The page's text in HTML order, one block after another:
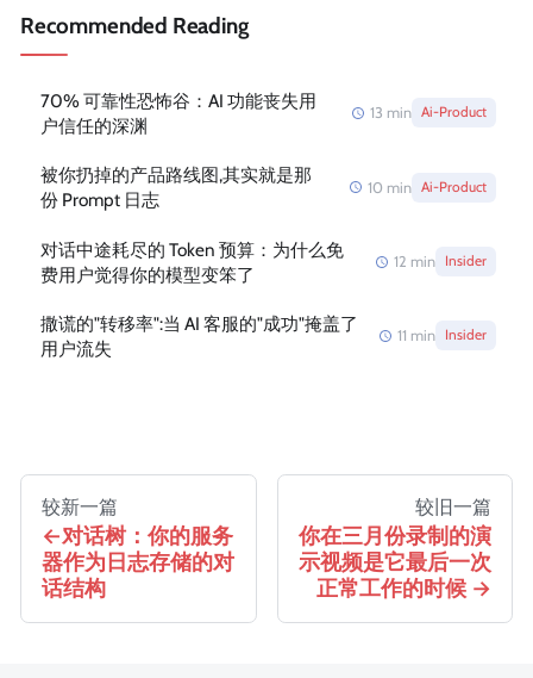
Recommended Reading
70% 可靠性恐怖谷：AI 功能丧失用
户信任的深渊
13 min Ai-Product
被你扔掉的产品路线图,其实就是那
份 Prompt 日志
10 min Ai-Product
对话中途耗尽的 Token 预算：为什么免
费用户觉得你的模型变笨了
12 min Insider
撒谎的"转移率":当 AI 客服的"成功"掩盖了
用户流失
11 min Insider
较新一篇
对话树：你的服务
器作为日志存储的对
话结构
较旧一篇
你在三月份录制的演
示视频是它最后一次
正常工作的时候